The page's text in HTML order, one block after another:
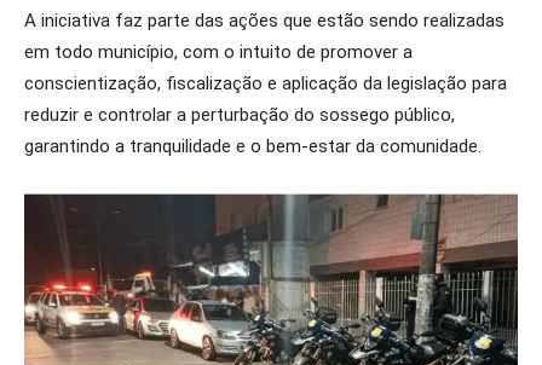
A iniciativa faz parte das ações que estão sendo realizadas
em todo município, com o intuito de promover a
conscientização, fiscalização e aplicação da legislação para
reduzir e controlar a perturbação do sossego público,
garantindo a tranquilidade e o bem-estar da comunidade.